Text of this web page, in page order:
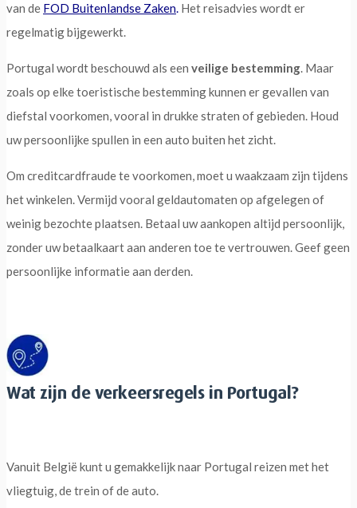
van de FOD Buitenlandse Zaken. Het reisadvies wordt er
regelmatig bijgewerkt.
Portugal wordt beschouwd als een veilige bestemming. Maar
zoals op elke toeristische bestemming kunnen er gevallen van
diefstal voorkomen, vooral in drukke straten of gebieden. Houd
uw persoonlijke spullen in een auto buiten het zicht.
Om creditcardfraude te voorkomen, moet u waakzaam zijn tijdens
het winkelen. Vermijd vooral geldautomaten op afgelegen of
weinig bezochte plaatsen. Betaal uw aankopen altijd persoonlijk,
zonder uw betaalkaart aan anderen toe te vertrouwen. Geef geen
persoonlijke informatie aan derden.
Wat zijn de verkeersregels in Portugal?
Vanuit België kunt u gemakkelijk naar Portugal reizen met het
vliegtuig, de trein of de auto.